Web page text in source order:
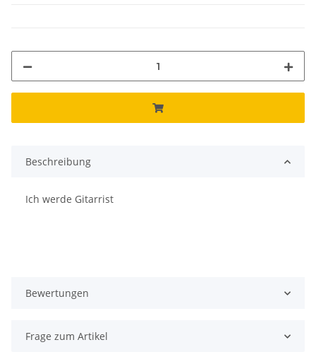
Beschreibung
Ich werde Gitarrist
Bewertungen
Frage zum Artikel